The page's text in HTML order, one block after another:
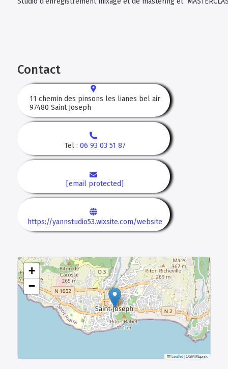
Contact
11 chemin des pinsons les lianes bel air
97480 Saint Joseph
Tel : 06 93 03 51 87
[email protected]
https://yannstudio53.wixsite.com/website
+
−
Leaflet |OSM Mapnik